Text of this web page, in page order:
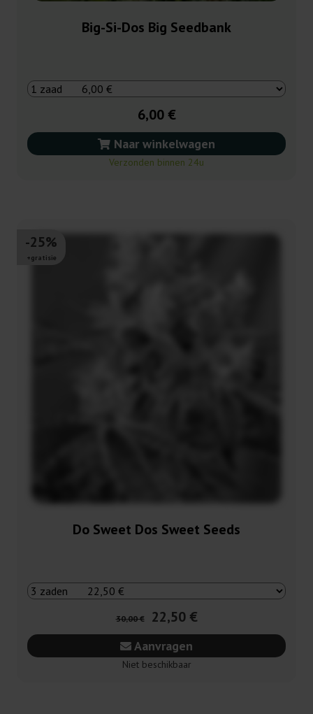
Big-Si-Dos Big Seedbank
6,00 €
Naar winkelwagen
Verzonden binnen 24u
-25%
+gratisie
Do Sweet Dos Sweet Seeds
30,00 € 22,50 €
Aanvragen
Niet beschikbaar